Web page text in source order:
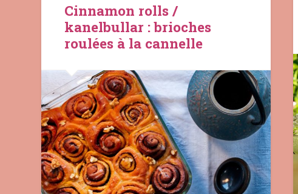
Cinnamon rolls /
kanelbullar : brioches
roulées à la cannelle